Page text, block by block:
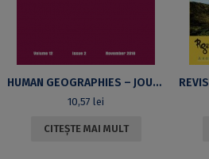
HUMAN GEOGRAPHIES – JOURNAL OF STUDIES AND RESEARCH IN HUMAN GEOGRAPHY, VOLUME 12, ISSUE 2, NOVEMBER 2018
10,57lei
CITEȘTE MAI MULT